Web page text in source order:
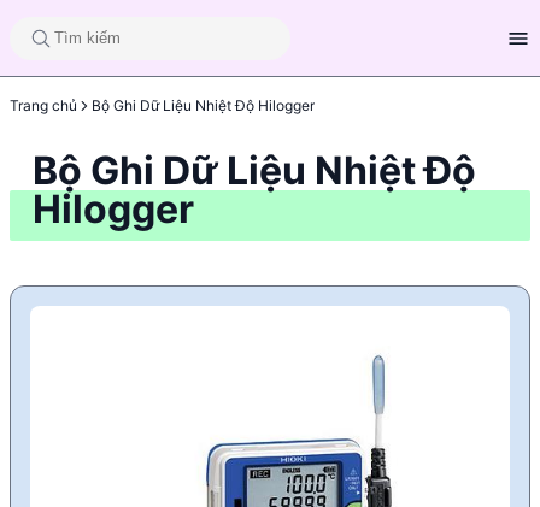
Trang chủ Bộ Ghi Dữ Liệu Nhiệt Độ Hilogger
Bộ Ghi Dữ Liệu Nhiệt Độ
Hilogger